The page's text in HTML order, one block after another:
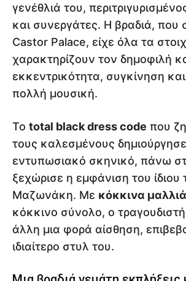
γενέθλιά του,
και συνεργάτες. Η βραδιά, που
Castor Palace, είχε όλα τα
χαρακτηρίζουν τον δημοφιλή
εκκεντρικότητα, συγκίνηση
πολλή μουσική.
Το total black dress code που
τους καλεσμένους
εντυπωσιακό σκηνικό, πάνω
ξεχώρισε η εμφάνιση του ίδιου
Μαζωνάκη. Με κόκκινα μαλλιά
κόκκινο σύνολο, ο
άλλη μια φορά αίσθηση,
ιδιαίτερο στυλ του.